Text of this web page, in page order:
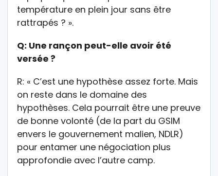
température en plein jour sans être
rattrapés ? ».
Q: Une rançon peut-elle avoir été
versée ?
R: « C’est une hypothèse assez forte. Mais
on reste dans le domaine des
hypothèses. Cela pourrait être une preuve
de bonne volonté (de la part du GSIM
envers le gouvernement malien, NDLR)
pour entamer une négociation plus
approfondie avec l’autre camp.